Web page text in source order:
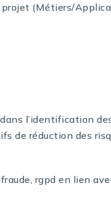
projet (Métiers/
l’identification
de réduction des
rgpd en lien